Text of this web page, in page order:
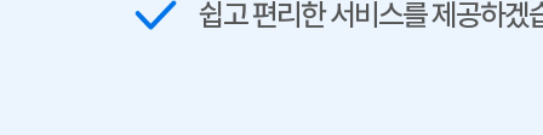
쉽고 편리한 서비스를 제공하겠